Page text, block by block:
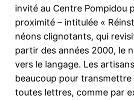
invité au Centre Pompidou
proximité – intitulée «
néons clignotants, qui
partir des années 2000, le
vers le langage. Les
beaucoup pour transmettre
toutes lettres, comme par